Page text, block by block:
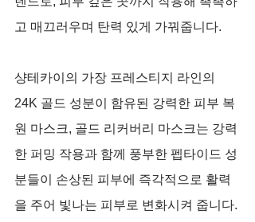
고 매끄러우며 탄력 있게 가꿔줍니다.
샹테카이의 가장 프레스티지 라인의
24K 골드 성분이 함유된 강력한 피부 복
원 마스크, 골드 리커버리 마스크는 강력
한 퍼밍 작용과 함께 풍부한 펩타이드 성
분들이 손상된 피부에 즉각적으로 활력
을 주어 빛나는 피부로 변화시켜 줍니다.